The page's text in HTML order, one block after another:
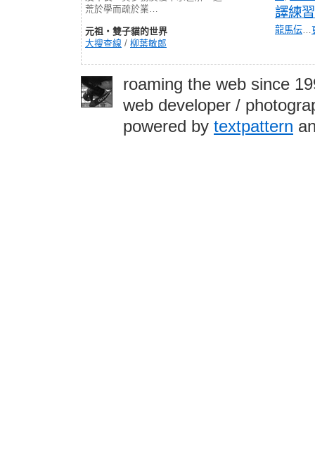
荒於學而疏於業…
元祖‧雙子貓的世界
大搜查線 / 柳葉敏郎
譯練習
龍馬伝…
roaming the web since
web developer /
powered by textpattern